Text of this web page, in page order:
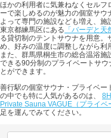
ほかの利用者に気兼ねなくセルフ
ーで楽しめるのが魅力の個室サ
よって専門の施設なども増え、施
東京都練馬区にある 「バーデと天
る貸切制のテントサウナを用意
め、好みの温度に調整しながら利
また、群馬県桐生市の総合温浴施
できる90分制のプライベートサ
とができます。
善行駅の個室サウナ・プライベ
の中でも特に人気があるのは、
Private Sauna VAGUE（プライベ
足を運んでみてください。